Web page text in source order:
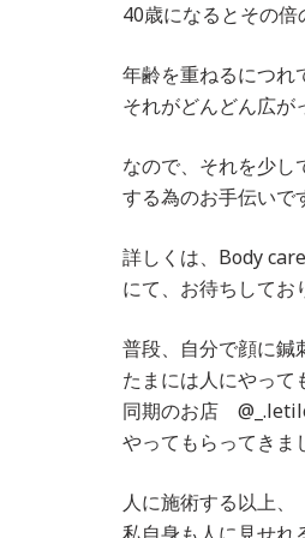
40歳になるとその
年齢を重ねるにつれ
それがどんどん広が
なので、それを少し
する為のお手伝いで
詳しくは、Body
にて、お待ちしてお
普段、自分で顔に鍼
たまには人にやって
同期のお店
やってもらってきま
人に施術する以上、